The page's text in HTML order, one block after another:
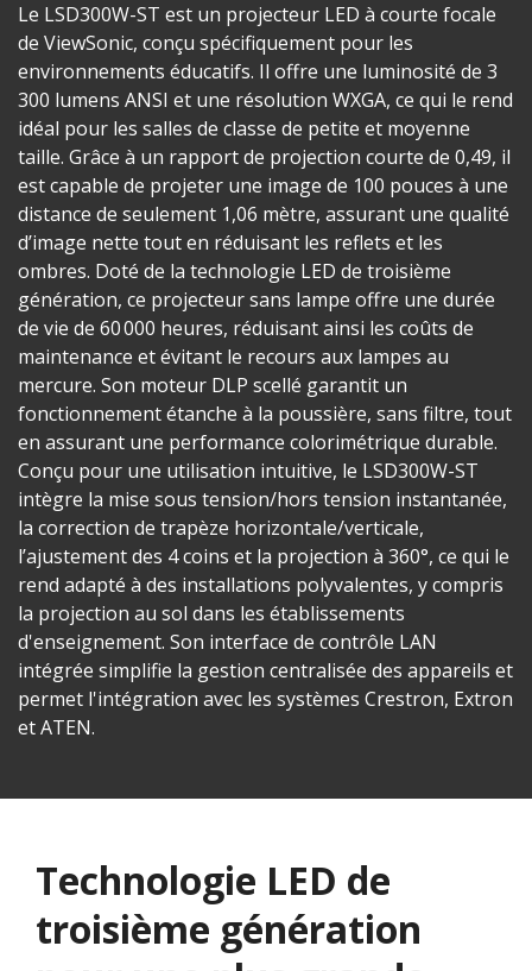
Le LSD300W-ST est un projecteur LED à courte focale
de ViewSonic, conçu spécifiquement pour les
environnements éducatifs. Il offre une luminosité de 3
300 lumens ANSI et une résolution WXGA, ce qui le rend
idéal pour les salles de classe de petite et moyenne
taille. Grâce à un rapport de projection courte de 0,49, il
est capable de projeter une image de 100 pouces à une
distance de seulement 1,06 mètre, assurant une qualité
d’image nette tout en réduisant les reflets et les
ombres. Doté de la technologie LED de troisième
génération, ce projecteur sans lampe offre une durée
de vie de 60 000 heures, réduisant ainsi les coûts de
maintenance et évitant le recours aux lampes au
mercure. Son moteur DLP scellé garantit un
fonctionnement étanche à la poussière, sans filtre, tout
en assurant une performance colorimétrique durable.
Conçu pour une utilisation intuitive, le LSD300W-ST
intègre la mise sous tension/hors tension instantanée,
la correction de trapèze horizontale/verticale,
l’ajustement des 4 coins et la projection à 360°, ce qui le
rend adapté à des installations polyvalentes, y compris
la projection au sol dans les établissements
d'enseignement. Son interface de contrôle LAN
intégrée simplifie la gestion centralisée des appareils et
permet l'intégration avec les systèmes Crestron, Extron
et ATEN.
Technologie LED de
troisième génération